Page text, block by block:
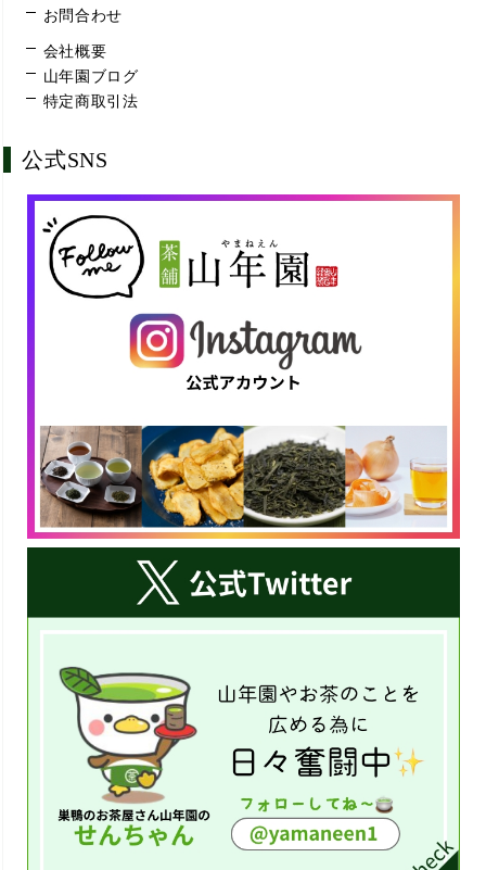
お問合わせ
会社概要
山年園ブログ
特定商取引法
公式SNS